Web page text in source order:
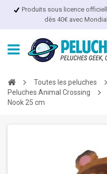
Produits sous licence
dès 40€ avec
Toutes les peluches
Peluches Animal Crossing
Nook 25 cm